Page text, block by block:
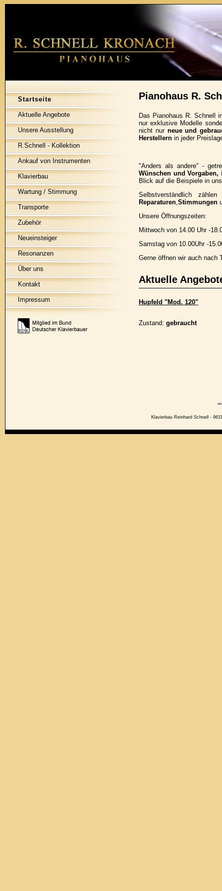
Startseite
Aktuelle Angebote
Unsere Ausstellung
R.Schnell - Kollektion
Ankauf von Instrumenten
Klavierbau
Wartung / Stimmung
Transporte
Zubehör
Neueinsteiger
Resonanzen
Über uns
Kontakt
Impressum
Pianohaus R.
Das Pianohaus R. Schnell
nur exklusive Modelle
nicht nur neue und
Herstellern in jeder
"Anders als andere" -
Wünschen und
Blick auf die Beispiele in
Selbstverständlich
Reparaturen,Stimmungen
Unsere Öffnungszeiten:
Mittwoch von 14.00 Uhr -
Samstag von 10.00Uhr -
Gerne öffnen wir auch nach
Aktuelle
Hupfeld "Mod. 120"
Zustand: gebraucht
Klavierbau Reinhard Schnell